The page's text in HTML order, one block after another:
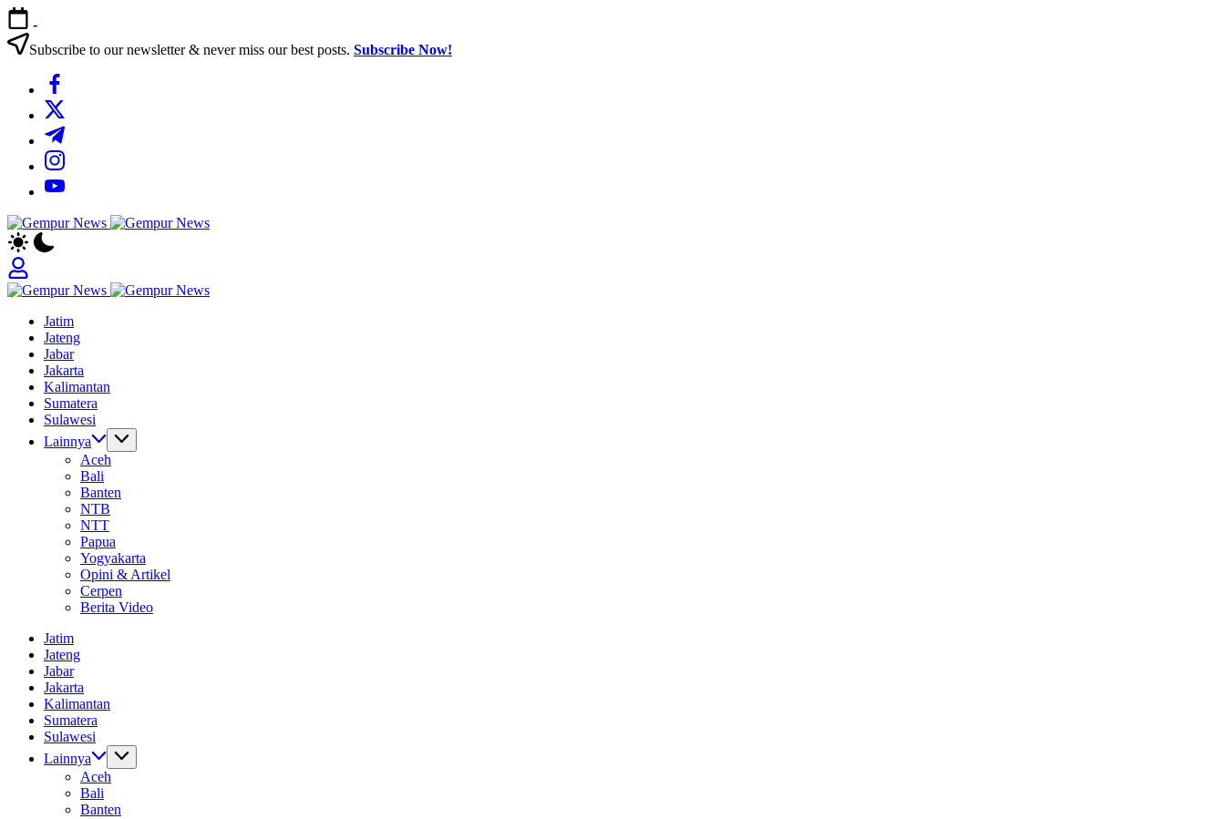
Skip
to
content
-
Subscribe to our newsletter & never miss our best posts. Subscribe Now!
https://www.facebook.com/
https://twitter.com/
https://t.me/
https://www.instagram.com/
https://youtube.com/
Gempur
Jelajah
Informasi
Dunia
Tanpa
Gempur
Informasi
Dunia
Tanpa
Batas
Jatim
Jateng
Jabar
Jakarta
Kalimantan
Sumatera
Sulawesi
Lainnya
Aceh
Bali
Banten
NTB
NTT
Papua
Yogyakarta
Opini & Artikel
Cerpen
Berita Video
Jatim
Jateng
Jabar
Jakarta
Kalimantan
Sumatera
Sulawesi
Lainnya
Aceh
Bali
Banten